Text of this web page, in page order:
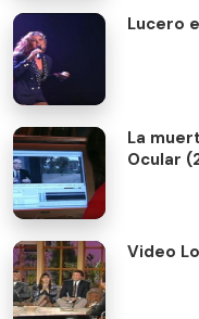
Lucero
La
Ocular
Video